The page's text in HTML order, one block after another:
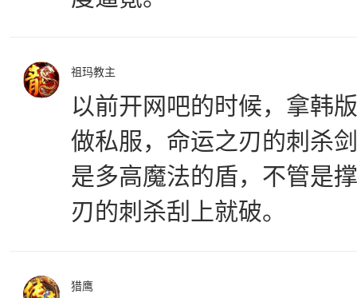
祖玛教主
以前开网吧的时候，拿韩
做私服，命运之刃的刺杀
是多高魔法的盾，不管是
刃的刺杀刮上就破。
猎鹰